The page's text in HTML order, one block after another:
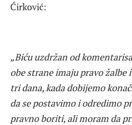
Ćirković:
„Biću uzdržan od
obe strane imaju pravo žalbe
tri dana, kada dobijemo
da se postavimo i odredimo
pravno boriti, ali moram da